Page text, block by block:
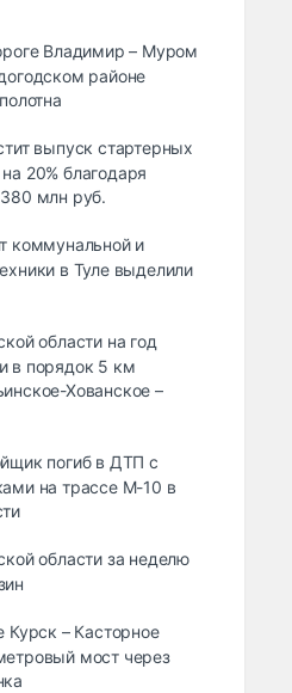
Владимир – Муром
районе
выпуск стартерных
20% благодаря
млн руб.
коммунальной и
в Туле выделили
области на год
в порядок 5 км
Хованское –
погиб в ДТП с
на трассе М-10 в
области за неделю
Курск – Касторное
мост через